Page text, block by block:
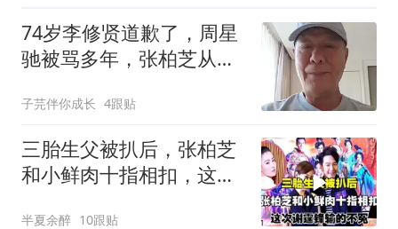
74岁李修贤道歉了，周星
驰被骂多年，张柏芝从没
子芫伴你成长 4跟贴
三胎生父被扒后，张柏芝
和小鲜肉十指相扣，这次
半夏余醉 10跟贴